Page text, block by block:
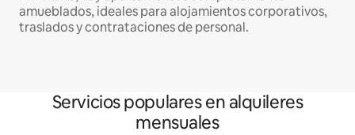
amueblados, ideales para alojamientos corporativos,
traslados y contrataciones de personal.
Servicios populares en alquileres
mensuales